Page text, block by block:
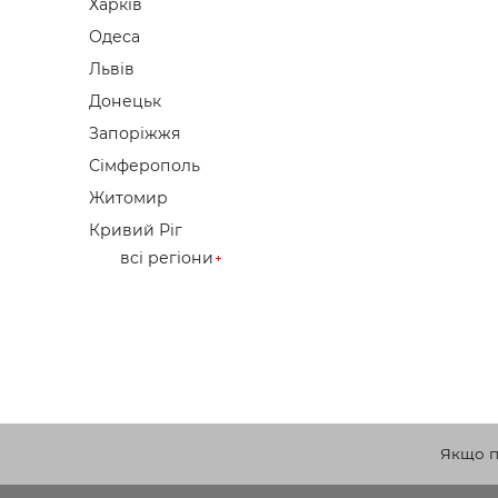
Харків
Одеса
Львів
Донецьк
Запоріжжя
Сімферополь
Житомир
Кривий Ріг
всі регіони
Якщо